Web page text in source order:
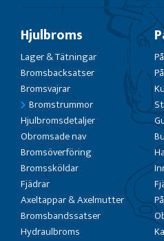
Hjulbroms
Lager & Tätningar
Bromsbacksatser
Bromsvajrar
Bromstrummor
Hjulbromsdetaljer
Obromsade nav
Bromsöverföring
Bromssköldar
Fjädrar
Axeltappar & Axelmutter
Bromsbandssatser
Hydraulbroms